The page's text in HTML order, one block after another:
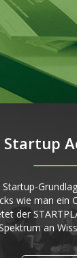
Startup
Startup-
wie man ein
der
an